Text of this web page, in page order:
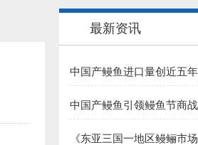
4.龙岩 郭贤平副会长 捐赠50000元:
5.三明 华盛集团（姚弓善副会长） 捐赠
6.长乐 王平雄副会长 捐赠10000元:
福建省鳗业协会:
最新资讯
中国产鳗鱼进口量创近五
中国产鳗鱼引领鳗鱼节商
《东亚三国一地区鳗鲡市场